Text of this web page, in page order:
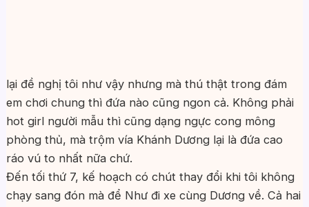
lại đề nghị tôi như vậy nhưng mà thú thật trong đám
em chơi chung thì đứa nào cũng ngon cả. Không phải
hot girl người mẫu thì cũng dạng ngực cong mông
phòng thủ, mà trộm vía Khánh Dương lại là đứa cao
ráo vú to nhất nữa chứ.
Đến tối thứ 7, kế hoạch có chút thay đổi khi tôi không
chạy sang đón mà để Như đi xe cùng Dương về. Cả hai